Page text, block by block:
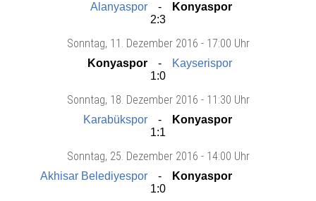
Alanyaspor
Konyaspor
2:3
Sonntag, 11. Dezember 2016 - 17:00 Uhr
Konyaspor
Kayserispor
1:0
Sonntag, 18. Dezember 2016 - 11:30 Uhr
Karabükspor
Konyaspor
1:1
Sonntag, 25. Dezember 2016 - 14:00 Uhr
Akhisar Belediyespor
Konyaspor
1:0